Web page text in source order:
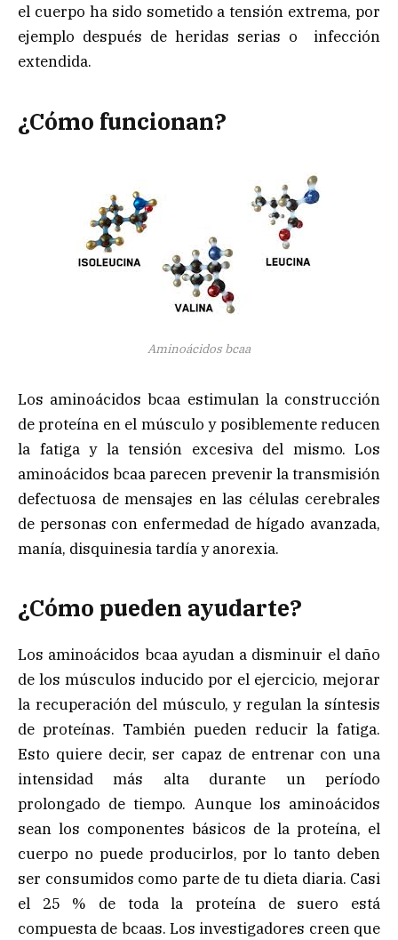
el cuerpo ha sido sometido a tensión extrema, por
ejemplo después de heridas serias o infección
extendida.
¿Cómo funcionan?
Aminoácidos bcaa
Los aminoácidos bcaa estimulan la construcción
de proteína en el músculo y posiblemente reducen
la fatiga y la tensión excesiva del mismo. Los
aminoácidos bcaa parecen prevenir la transmisión
defectuosa de mensajes en las células cerebrales
de personas con enfermedad de hígado avanzada,
manía, disquinesia tardía y anorexia.
¿Cómo pueden ayudarte?
Los aminoácidos bcaa ayudan a disminuir el daño
de los músculos inducido por el ejercicio, mejorar
la recuperación del músculo, y regulan la síntesis
de proteínas. También pueden reducir la fatiga.
Esto quiere decir, ser capaz de entrenar con una
intensidad más alta durante un período
prolongado de tiempo. Aunque los aminoácidos
sean los componentes básicos de la proteína, el
cuerpo no puede producirlos, por lo tanto deben
ser consumidos como parte de tu dieta diaria. Casi
el 25 % de toda la proteína de suero está
compuesta de bcaas. Los investigadores creen que